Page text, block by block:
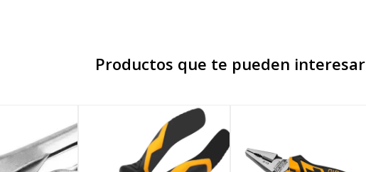
Productos que te pueden interesar